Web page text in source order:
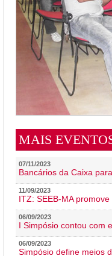
MAIS
07/11/2023
Bancários da Caixa
11/09/2023
ITZ: SEEB-MA
06/09/2023
I Simpósio contou com
06/09/2023
Simpósio define meios